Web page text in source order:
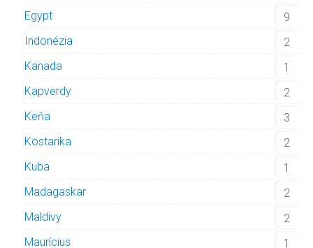
Egypt
9
Indonézia
2
Kanada
1
Kapverdy
2
Keňa
3
Kostarika
2
Kuba
1
Madagaskar
2
Maldivy
2
Maurícius
1